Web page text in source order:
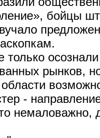
бойцы
рынков,
-
немаловажно,